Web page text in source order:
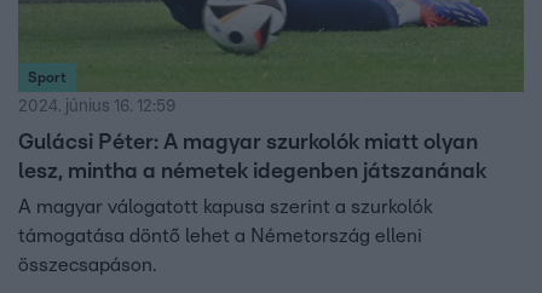
Sport
2024. június 16. 12:59
Gulácsi Péter: A magyar szurkolók miatt olyan
lesz, mintha a németek idegenben játszanának
A magyar válogatott kapusa szerint a szurkolók
támogatása döntő lehet a Németország elleni
összecsapáson.